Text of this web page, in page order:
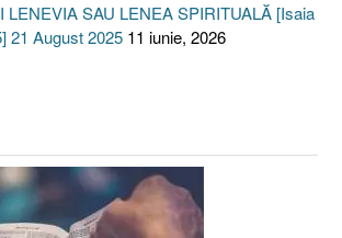
LENEVIA SAU LENEA SPIRITUALĂ [Isaia
21 August 2025 11 iunie, 2026